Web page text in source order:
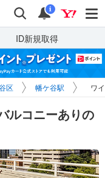
検索 通知
i
ID新規取得
区 幡ケ谷駅 ワ
ルコニーありの